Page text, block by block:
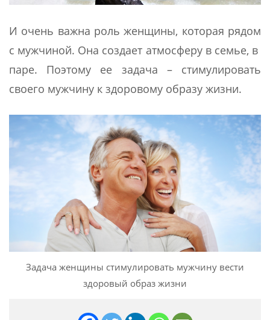
И очень важна роль женщины, которая рядом
с мужчиной. Она создает атмосферу в семье, в
паре. Поэтому ее задача – стимулировать
своего мужчину к здоровому образу жизни.
Задача женщины стимулировать мужчину вести
здоровый образ жизни